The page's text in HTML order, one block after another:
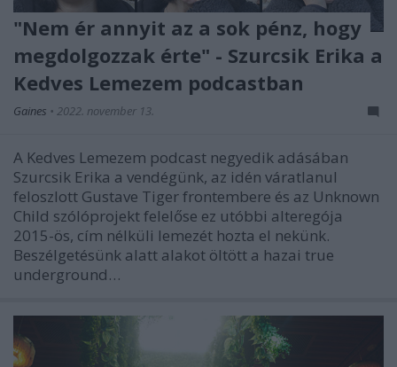
"Nem ér annyit az a sok pénz, hogy
megdolgozzak érte" - Szurcsik Erika a
Kedves Lemezem podcastban
Gaines • 2022. november 13.
A Kedves Lemezem podcast negyedik adásában
Szurcsik Erika a vendégünk, az idén váratlanul
feloszlott Gustave Tiger frontembere és az Unknown
Child szólóprojekt felelőse ez utóbbi alteregója
2015-ös, cím nélküli lemezét hozta el nekünk.
Beszélgetésünk alatt alakot öltött a hazai true
underground…